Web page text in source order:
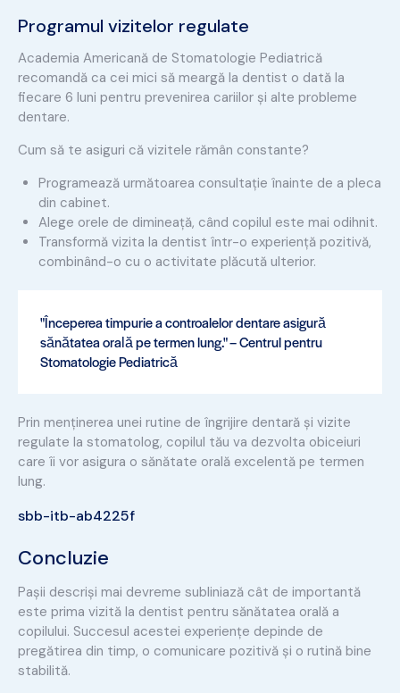
Programul vizitelor regulate
Academia Americană de Stomatologie Pediatrică
recomandă ca cei mici să meargă la dentist o dată la
fiecare 6 luni pentru prevenirea cariilor și alte probleme
dentare.
Cum să te asiguri că vizitele rămân constante?
Programează următoarea consultație înainte de a pleca
din cabinet.
Alege orele de dimineață, când copilul este mai odihnit.
Transformă vizita la dentist într-o experiență pozitivă,
combinând-o cu o activitate plăcută ulterior.
"Începerea timpurie a controalelor dentare asigură
sănătatea orală pe termen lung." – Centrul pentru
Stomatologie Pediatrică
Prin menținerea unei rutine de îngrijire dentară și vizite
regulate la stomatolog, copilul tău va dezvolta obiceiuri
care îi vor asigura o sănătate orală excelentă pe termen
lung.
sbb-itb-ab4225f
Concluzie
Pașii descriși mai devreme subliniază cât de importantă
este prima vizită la dentist pentru sănătatea orală a
copilului. Succesul acestei experiențe depinde de
pregătirea din timp, o comunicare pozitivă și o rutină bine
stabilită.